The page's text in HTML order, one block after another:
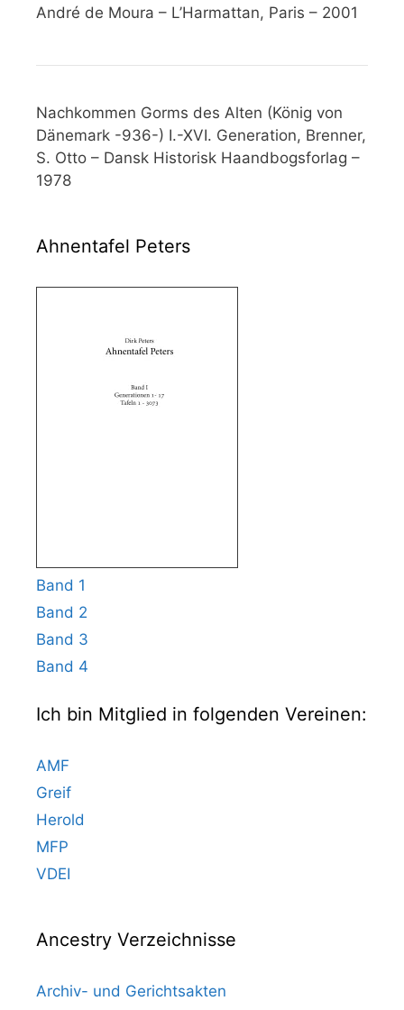
André de Moura – L’Harmattan, Paris – 2001
Nachkommen Gorms des Alten (König von
Dänemark -936-) I.-XVI. Generation, Brenner,
S. Otto – Dansk Historisk Haandbogsforlag –
1978
Ahnentafel Peters
Band 1
Band 2
Band 3
Band 4
Ich bin Mitglied in folgenden Vereinen:
AMF
Greif
Herold
MFP
VDEI
Ancestry Verzeichnisse
Archiv- und Gerichtsakten